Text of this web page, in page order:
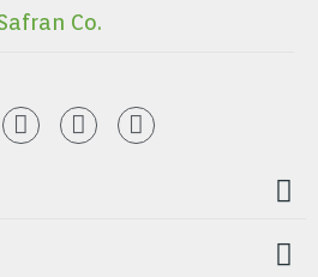
Co.

